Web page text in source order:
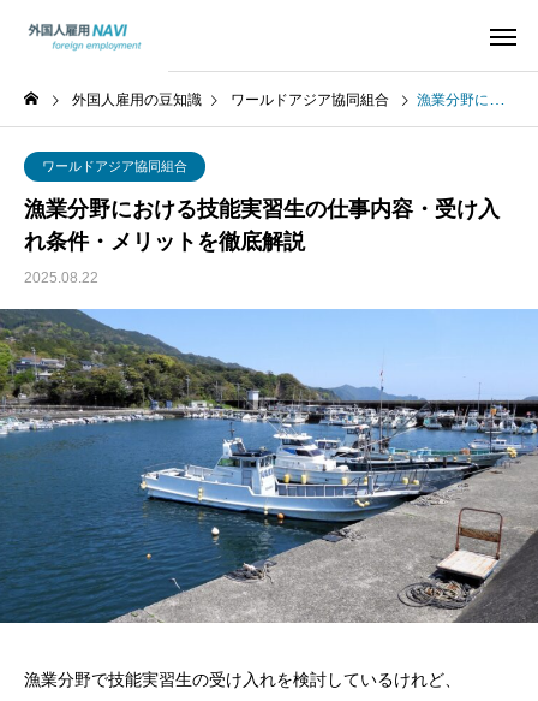
外国人雇用の豆知識 ワールドアジア協同組合 漁業分野における技能実習生の仕事内容・受け入れ条件・メリットを徹底解説
ワールドアジア協同組合
漁業分野における技能実習生の仕事内容・受け入
れ条件・メリットを徹底解説
2025.08.22
漁業分野で技能実習生の受け入れを検討しているけれど、